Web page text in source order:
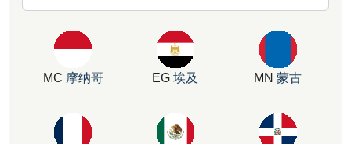
MC 摩纳哥 EG 埃及 MN 蒙古